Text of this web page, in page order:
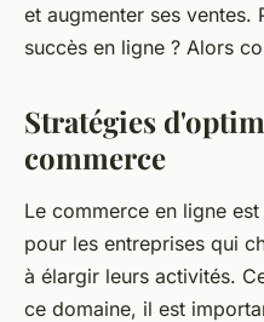
et augmenter ses
succès en ligne ? Alors
Stratégies
commerce
Le commerce en ligne
pour les entreprises qui
à élargir leurs activités.
ce domaine, il est